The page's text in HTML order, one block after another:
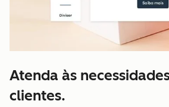
Atenda às
clientes.